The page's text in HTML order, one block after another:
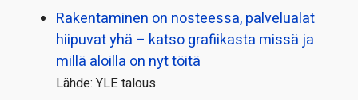
Rakentaminen on nosteessa, palvelualat
hiipuvat yhä – katso grafiikasta missä ja
millä aloilla on nyt töitä
Lähde: YLE talous